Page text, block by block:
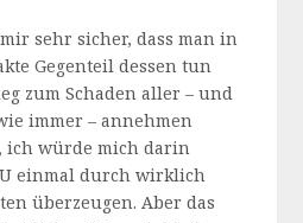
sehr sicher, dass man in
Gegenteil dessen tun
zum Schaden aller – und
immer – annehmen
ich würde mich darin
einmal durch wirklich
überzeugen. Aber das